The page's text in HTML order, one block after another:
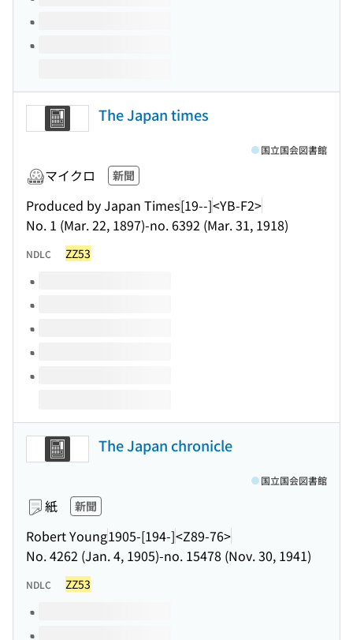
The Japan times
マイクロ 新聞
Produced by Japan Times[19--]<YB-F2>
No. 1 (Mar. 22, 1897)-no. 6392 (Mar. 31, 1918)
国立国会図書館
NDLC ZZ53
このタイトルの巻号
The Japan chronicle
紙 新聞
Robert Young1905-[194-]<Z89-76>
No. 4262 (Jan. 4, 1905)-no. 15478 (Nov. 30, 1941)
国立国会図書館
NDLC ZZ53
このタイトルの巻号